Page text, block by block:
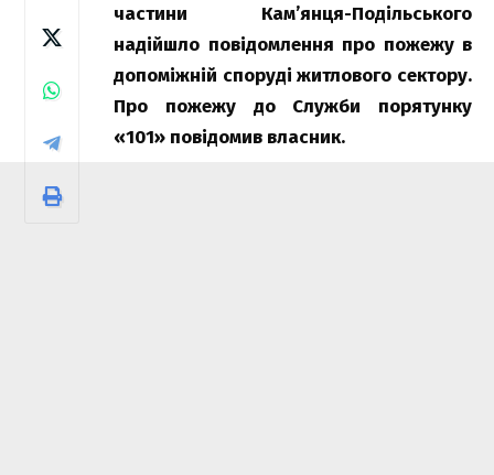
частини Кам’янця-Подільського
надійшло повідомлення про пожежу в
допоміжній споруді житлового сектору.
Про пожежу до Служби порятунку
«101» повідомив власник.